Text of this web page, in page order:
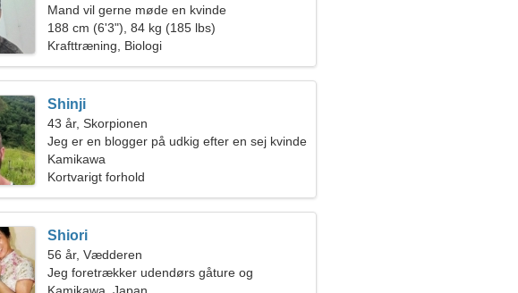
Mand vil gerne møde en kvinde
188 cm (6'3"), 84 kg (185 lbs)
Krafttræning, Biologi
Shinji
43 år, Skorpionen
Jeg er en blogger på udkig efter en sej kvinde
Kamikawa
Kortvarigt forhold
Shiori
56 år, Vædderen
Jeg foretrækker udendørs gåture og